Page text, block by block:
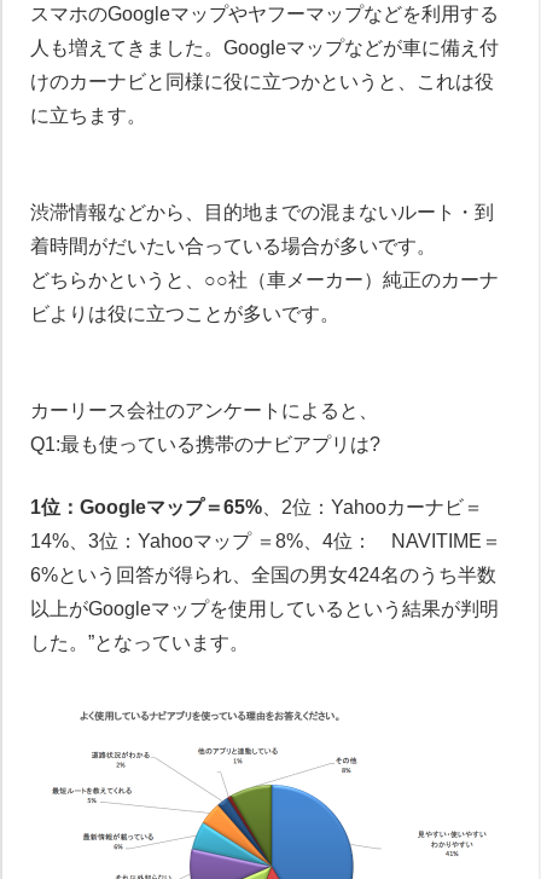
スマホのGoogleマップやヤフーマップなどを利用する
人も増えてきました。Googleマップなどが車に備え付
けのカーナビと同様に役に立つかというと、これは役
に立ちます。
渋滞情報などから、目的地までの混まないルート・到
着時間がだいたい合っている場合が多いです。
どちらかというと、○○社（車メーカー）純正のカーナ
ビよりは役に立つことが多いです。
カーリース会社のアンケートによると、
Q1:最も使っている携帯のナビアプリは?
1位：Googleマップ＝65%、2位：Yahooカーナビ＝
14%、3位：Yahooマップ ＝8%、4位： NAVITIME＝
6%という回答が得られ、全国の男女424名のうち半数
以上がGoogleマップを使用しているという結果が判明
した。”となっています。